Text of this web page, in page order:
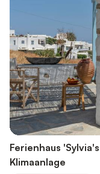
Ferienhaus
Klimaanlage